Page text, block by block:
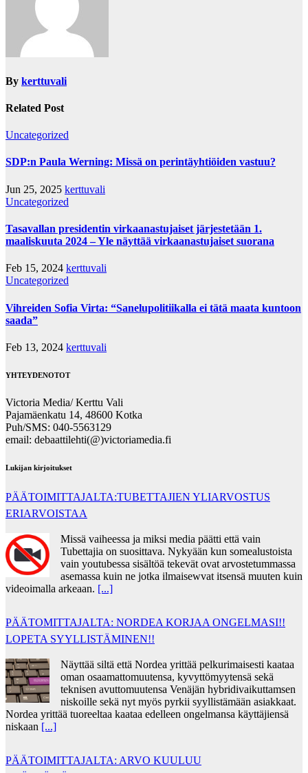
By kerttuvali
Related Post
Uncategorized
SDP:n Paula Werning: Missä on perintäyhtiöiden vastuu?
Jun 25, 2025 kerttuvali
Uncategorized
Tasavallan presidentin virkaanastujaiset järjestetään 1.
maaliskuuta 2024 – Yle näyttää virkaanastujaiset suorana
Feb 15, 2024 kerttuvali
Uncategorized
Vihreiden Sofia Virta: “Sanelupolitiikalla ei tätä maata kuntoon
saada”
Feb 13, 2024 kerttuvali
YHTEYDENOTOT
Victoria Media/ Kerttu Vali
Pajamäenkatu 14, 48600 Kotka
Puh/SMS: 040-5563129
email: debaattilehti(@)victoriamedia.fi
Lukijan kirjoitukset
PÄÄTOIMITTAJALTA:TUBETTAJIEN YLIARVOSTUS
ERIARVOISTAA
Missä vaiheessa ja miksi media päätti että vain
Tubettajia on suosittava. Nykyään kun somealustoista
vain youtubessa sisältöä tekevät ovat arvostetummassa
asemassa kuin ne jotka ilmaisewvat itsensä muuten kuin
videoimalla arkeaan. [...]
PÄÄTOMITTAJALTA: NORDEA KORJAA ONGELMASI!!
LOPETA SYYLLISTÄMINEN!!
Näyttää siltä että Nordea yrittää pelkurimaisesti kaataa
oman osaamattomuutensa, kyvyttömyytensä sekä
teknisen avuttomuutensa Venäjän hybridivaikuttamsen
niskoille sekä nyt myös pyrkii syyllistämään asiakkaat.
Nordea yrittää tuoreeltaa kaataa edelleen ongelmansa käyttäjiensä
niskaan [...]
PÄÄTOIMITTAJALTA: ARVO KUULUU